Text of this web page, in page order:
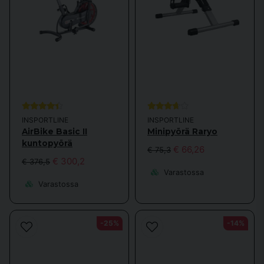
toiminnot tekevät tästä pyörästä erinomaisen valinnan. Se on
yksinkertaisesti edullinen kuntopyörä. Maksimikäyttäjäpaino on 150 kg,
joten se sopii useimmille.
suosikkikanavasi ja alat vain treenata.
Kuntopyörä
Löydä oikea kuntopyörä ja aloita harjoittelu Sporttema.se:ssä. Myymme
muun muassa AL2-mallia, joka on saanut parhaat testitulokset. Erilaiset
toiminnot, kuten sykeperusteiset harjoitusohjelmat, poljettu matka,
kalorinkulutus, aika, nopeus ja paljon muuta, tekevät tästä pyörästä
erinomaisen valinnan. Se on yksinkertaisesti edullinen kuntopyörä.
Maksimikäyttäjäpaino on 150 kg, joten se sopii useimmille.
Tietenkin tässä kuntopyörässä on magneettinen vastus, joka takaa
hiljaisen toiminnan, joten voit esimerkiksi treenata television ääressä
INSPORTLINE
AirBike Basic II
kuntopyörä
€ 376,5 € 300,2
Varastossa
INSPORTLINE
Minipyörä Raryo
€ 75,3 € 66,26
Varastossa
-25% -14%